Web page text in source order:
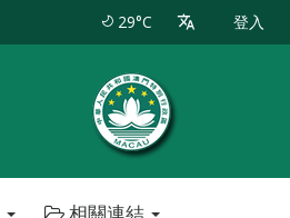
29°C 登入